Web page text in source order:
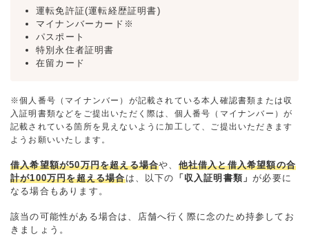
運転免許証(運転経歴証明書)
マイナンバーカード※
パスポート
特別永住者証明書
在留カード
※個人番号（マイナンバー）が記載されている本人確認書類または収
入証明書類などをご提出いただく際は、個人番号（マイナンバー）が
記載されている箇所を見えないように加工して、ご提出いただきます
ようお願いいたします。
借入希望額が50万円を超える場合や、 他社借入と借入希望額の合
計が100万円を超える場合は、以下の 「収入証明書類」が必要に
なる場合もあります。
該当の可能性がある場合は、店舗へ行く際に念のため持参してお
きましょう。